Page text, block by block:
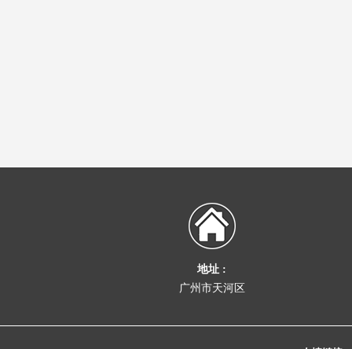
地址 :
广州市天河区